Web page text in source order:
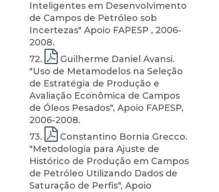
Inteligentes em Desenvolvimento
de Campos de Petróleo sob
Incertezas" Apoio FAPESP , 2006-
2008.
72.
Guilherme Daniel Avansi.
"Uso de Metamodelos na Seleção
de Estratégia de Produção e
Avaliação Econômica de Campos
de Óleos Pesados", Apoio FAPESP,
2006-2008.
73.
Constantino Bornia Grecco.
"Metodologia para Ajuste de
Histórico de Produção em Campos
de Petróleo Utilizando Dados de
Saturação de Perfis", Apoio